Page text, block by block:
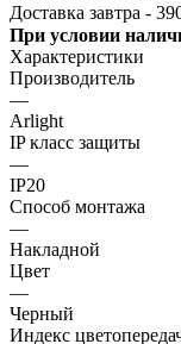
Доставка завтра -
При условии
Характеристики
Производитель
—
Arlight
IP класс защиты
—
IP20
Способ монтажа
—
Накладной
Цвет
—
Черный
Индекс